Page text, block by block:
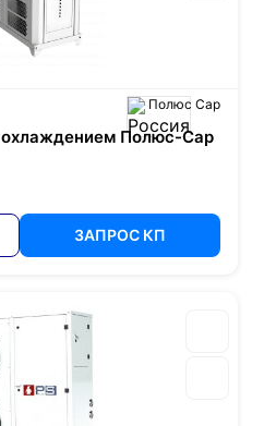
Полюс Сар
Полюс-Сар
ЗАПРОС КП